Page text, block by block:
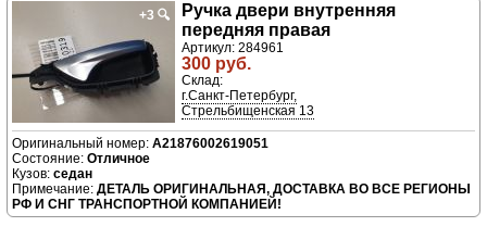
+3 🔍
Ручка двери внутренняя
передняя правая
Артикул: 284961
300 руб.
Склад:
г.Санкт-Петербург,
Стрельбищенская 13
A21876002619051
Отличное
седан
ДЕТАЛЬ ОРИГИНАЛЬНАЯ, ДОСТАВКА ВО ВСЕ РЕГИОНЫ
РФ И СНГ ТРАНСПОРТНОЙ КОМПАНИЕЙ!